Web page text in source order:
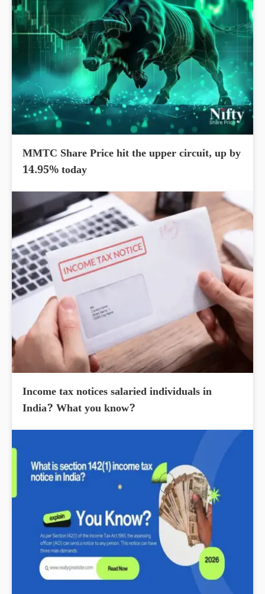
MMTC Share Price hit the upper circuit, up by
14.95% today
Income tax notices salaried individuals in
India? What you know?